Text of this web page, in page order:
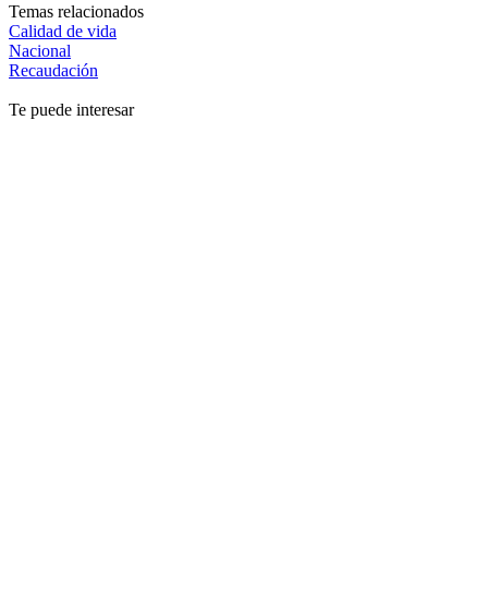
Temas relacionados
Calidad de vida
Nacional
Recaudación
Te puede interesar